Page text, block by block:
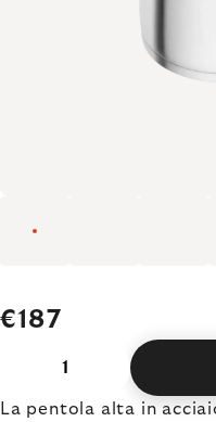
€187
La pentola alta in